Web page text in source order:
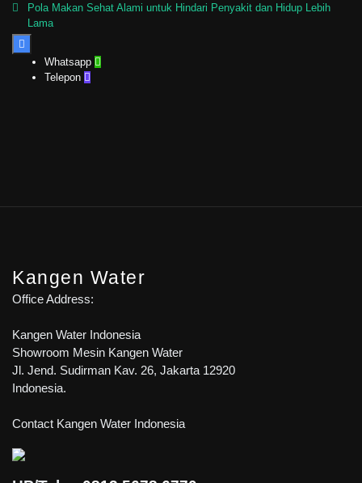
Pola Makan Sehat Alami untuk Hindari Penyakit dan Hidup Lebih
Lama

Whatsapp 
Telepon 
Kangen Water
Office Address:
Kangen Water Indonesia
Showroom Mesin Kangen Water
Jl. Jend. Sudirman Kav. 26, Jakarta 12920
Indonesia.
Contact Kangen Water Indonesia